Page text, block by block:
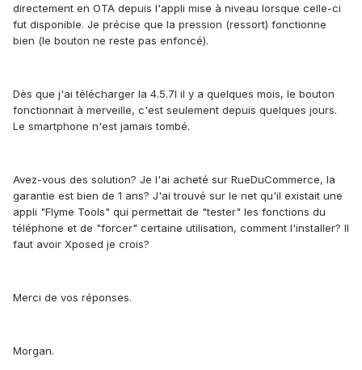
directement en OTA depuis l'appli mise à niveau lorsque celle-ci
fut disponible. Je précise que la pression (ressort) fonctionne
bien (le bouton ne reste pas enfoncé).
Dès que j'ai télécharger la 4.5.7I il y a quelques mois, le bouton
fonctionnait à merveille, c'est seulement depuis quelques jours.
Le smartphone n'est jamais tombé.
Avez-vous des solution? Je l'ai acheté sur RueDuCommerce, la
garantie est bien de 1 ans? J'ai trouvé sur le net qu'il existait une
appli "Flyme Tools" qui permettait de "tester" les fonctions du
téléphone et de "forcer" certaine utilisation, comment l'installer? Il
faut avoir Xposed je crois?
Merci de vos réponses.
Morgan.